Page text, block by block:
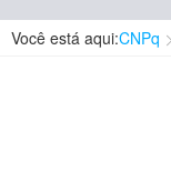
Você está aqui:CNPq